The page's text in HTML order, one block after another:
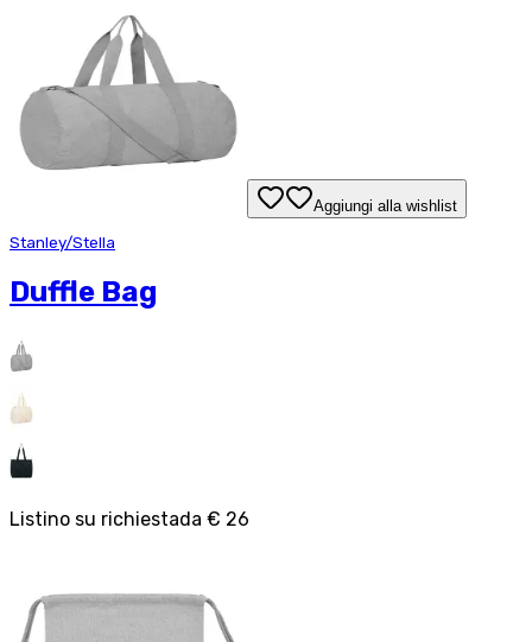
Aggiungi alla wishlist
Stanley/Stella
Duffle Bag
Listino su richiestada € 26